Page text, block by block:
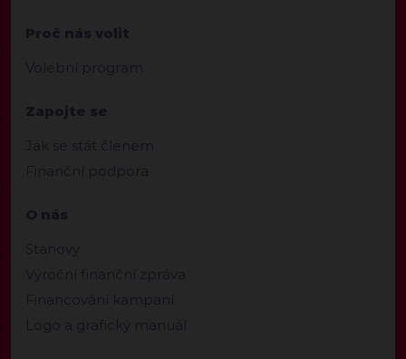
Proč nás volit
Volební program
Zapojte se
Jak se stát členem
Finanční podpora
O nás
Stanovy
Výroční finanční zpráva
Financování kampaní
Logo a grafický manuál